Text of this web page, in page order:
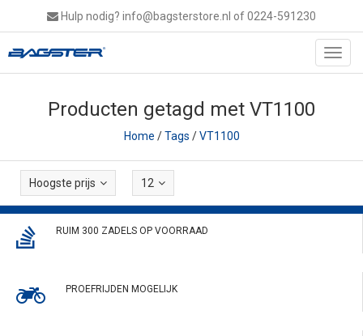
Hulp nodig? info@bagsterstore.nl of 0224-591230
Producten getagd met VT1100
Home /Tags /VT1100
Hoogste prijs 12
RUIM 300 ZADELS OP VOORRAAD
PROEFRIJDEN MOGELIJK